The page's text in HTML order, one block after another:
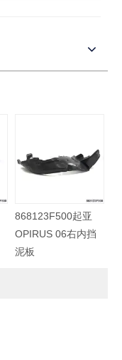
868123F500起亚
OPIRUS 06右内挡
泥板